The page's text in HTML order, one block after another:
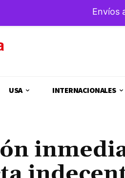
USA INTERNACIONALES
Envíos